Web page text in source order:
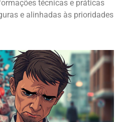
técnicas e práticas
e alinhadas às prioridades